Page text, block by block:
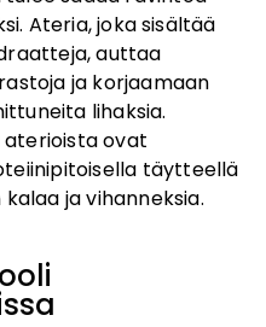
Ateria, joka sisältää
auttaa
ja korjaamaan
lihaksia.
aterioista ovat
täytteellä
ja vihanneksia.